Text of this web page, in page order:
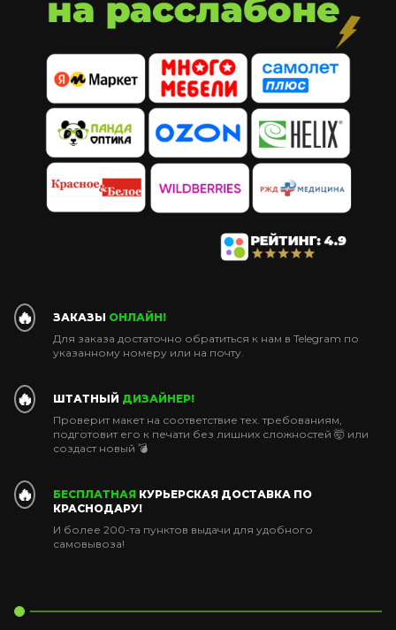
🔥 ЗАКАЗЫ ОНЛАЙН!
Для заказа достаточно обратиться к нам в Telegram по
указанному номеру или на почту.
🔥 ШТАТНЫЙ ДИЗАЙНЕР!
Проверит макет на соответствие тех. требованиям,
подготовит его к печати без лишних сложностей 🤯 или
создаст новый 💣
🔥 БЕСПЛАТНАЯ КУРЬЕРСКАЯ ДОСТАВКА ПО
КРАСНОДАРУ!
И более 200-та пунктов выдачи для удобного
самовывоза!